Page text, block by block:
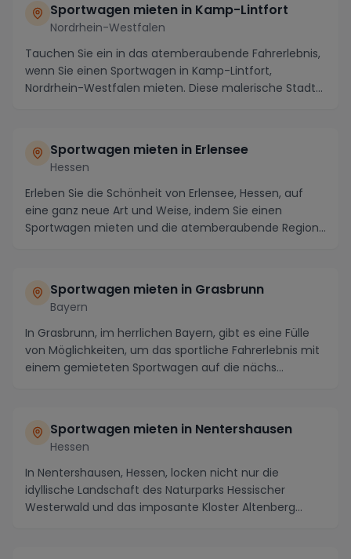
Sportwagen mieten in Kamp-Lintfort
Nordrhein-Westfalen
Tauchen Sie ein in das atemberaubende Fahrerlebnis,
wenn Sie einen Sportwagen in Kamp-Lintfort,
Nordrhein-Westfalen mieten. Diese malerische Stadt
Sportwagen mieten in Erlensee
Hessen
Erleben Sie die Schönheit von Erlensee, Hessen, auf
eine ganz neue Art und Weise, indem Sie einen
Sportwagen mieten und die atemberaubende Region
Sportwagen mieten in Grasbrunn
Bayern
In Grasbrunn, im herrlichen Bayern, gibt es eine Fülle
von Möglichkeiten, um das sportliche Fahrerlebnis mit
einem gemieteten Sportwagen auf die nächs...
Sportwagen mieten in Nentershausen
Hessen
In Nentershausen, Hessen, locken nicht nur die
idyllische Landschaft des Naturparks Hessischer
Westerwald und das imposante Kloster Altenberg